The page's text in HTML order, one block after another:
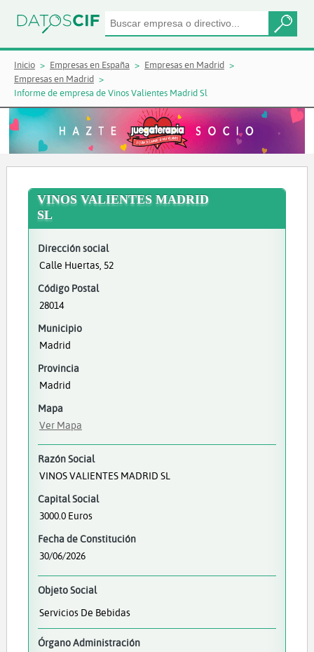
Inicio Empresas en España
Empresas en Madrid
Empresas en Madrid
Informe de empresa de Vinos Valientes Madrid Sl
VINOS VALIENTES MADRID
SL
Dirección social
Calle Huertas, 52
Código Postal
28014
Municipio
Madrid
Provincia
Madrid
Mapa
Ver Mapa
Razón Social
VINOS VALIENTES MADRID SL
Capital Social
3000.0 Euros
Fecha de Constitución
30/06/2026
Objeto Social
Servicios De Bebidas
Órgano Administración